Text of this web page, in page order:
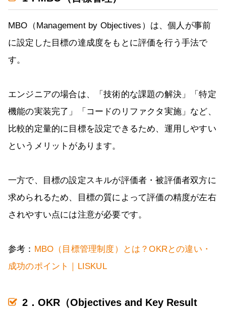
MBO（Management by Objectives）は、個人が事前
に設定した目標の達成度をもとに評価を行う手法で
す。
エンジニアの場合は、「技術的な課題の解決」「特定
機能の実装完了」「コードのリファクタ実施」など、
比較的定量的に目標を設定できるため、運用しやすい
というメリットがあります。
一方で、目標の設定スキルが評価者・被評価者双方に
求められるため、目標の質によって評価の精度が左右
されやすい点には注意が必要です。
参考： MBO（目標管理制度）とは？OKRとの違い・
成功のポイント｜LISKUL
2．OKR（Objectives and Key Result